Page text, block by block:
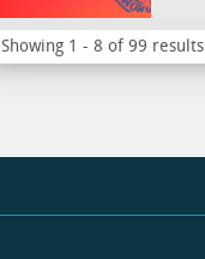
Showing 1 - 8 of 99 results